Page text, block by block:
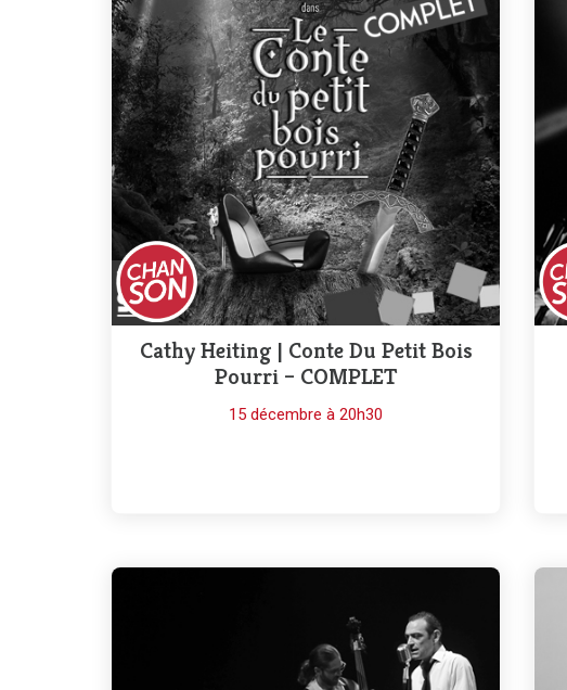
Cathy Heiting | Conte Du Petit Bois
Pourri – COMPLET
15 décembre à 20h30